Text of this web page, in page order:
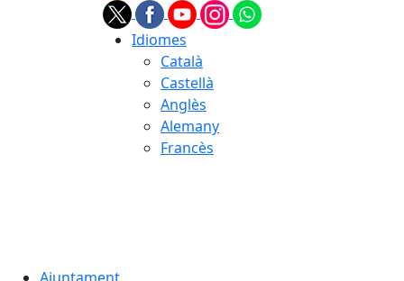
Idiomes
Català
Castellà
Anglès
Alemany
Francès